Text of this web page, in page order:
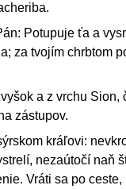
Potupuje ťa a
za tvojím chrbtom
a z vrchu Sion,
zástupov.
kráľovi:
nezaútočí naň
Vráti sa po